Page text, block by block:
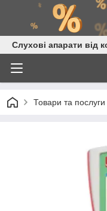
Слухові апарати від
Товари та послуги